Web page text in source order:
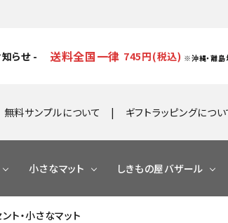
らせ - 送料全国一律 745円(税込) ※沖縄・離島
無料サンプルについて ギフトラッピングについ
小さなマット しきもの屋バザール
ト・小さなマット